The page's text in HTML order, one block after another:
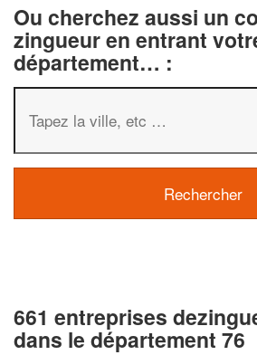
Ou cherchez aussi un
zingueur en entrant
département… :
661 entreprises
dans le département 76